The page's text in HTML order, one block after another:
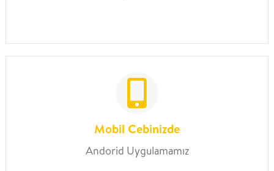
Mobil Cebinizde
Andorid Uygulamamız